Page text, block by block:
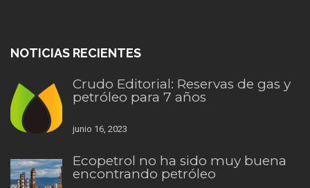
NOTICIAS RECIENTES
Crudo Editorial: Reservas de gas y
petróleo para 7 años
junio 16, 2023
Ecopetrol no ha sido muy buena
encontrando petróleo